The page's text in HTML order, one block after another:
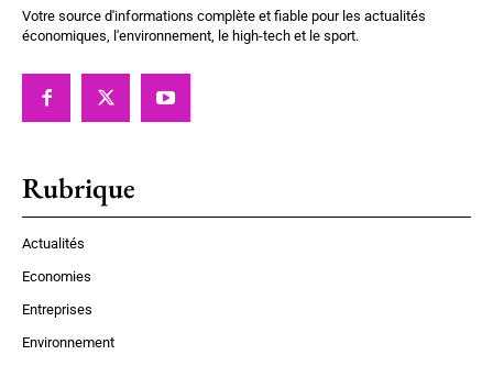
Votre source d'informations complète et fiable pour les actualités
économiques, l'environnement, le high-tech et le sport.
Rubrique
Actualités
Economies
Entreprises
Environnement